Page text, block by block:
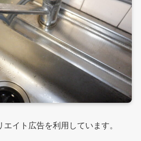
イト広告を利用しています。